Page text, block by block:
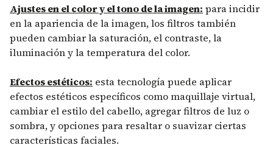
Ajustes en el color y el tono de la imagen: para incidir
en la apariencia de la imagen, los filtros también
pueden cambiar la saturación, el contraste, la
iluminación y la temperatura del color.
Efectos estéticos: esta tecnología puede aplicar
efectos estéticos específicos como maquillaje virtual,
cambiar el estilo del cabello, agregar filtros de luz o
sombra, y opciones para resaltar o suavizar ciertas
características faciales.